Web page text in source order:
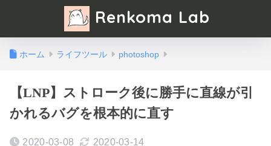
Renkoma Lab
ホーム ライフツール photoshop
【LNP】ストローク後に勝手に直線が引
かれるバグを根本的に直す
2020-03-08 2020-03-14